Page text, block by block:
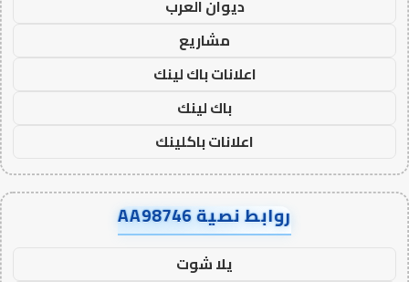
ديوان العرب
مشاريع
اعلانات باك لينك
باك لينك
اعلانات باكلينك
روابط نصية AA98746
يلا شوت